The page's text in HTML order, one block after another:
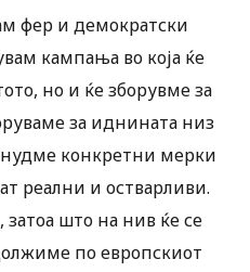
фер и демократски
кампања во која ќе
но и ќе зборувме за
за иднината низ
конкретни мерки
реални и остварливи.
што на нив ќе се
по европскиот